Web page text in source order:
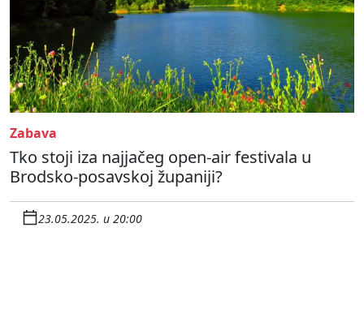
Zabava
Tko stoji iza najjačeg open-air festivala u
Brodsko-posavskoj županiji?
23.05.2025. u 20:00